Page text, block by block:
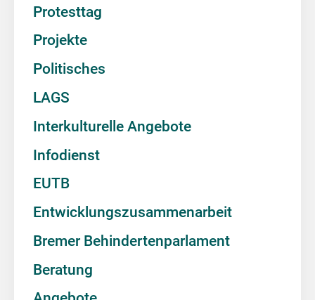
Protesttag
Projekte
Politisches
LAGS
Interkulturelle Angebote
Infodienst
EUTB
Entwicklungszusammenarbeit
Bremer Behindertenparlament
Beratung